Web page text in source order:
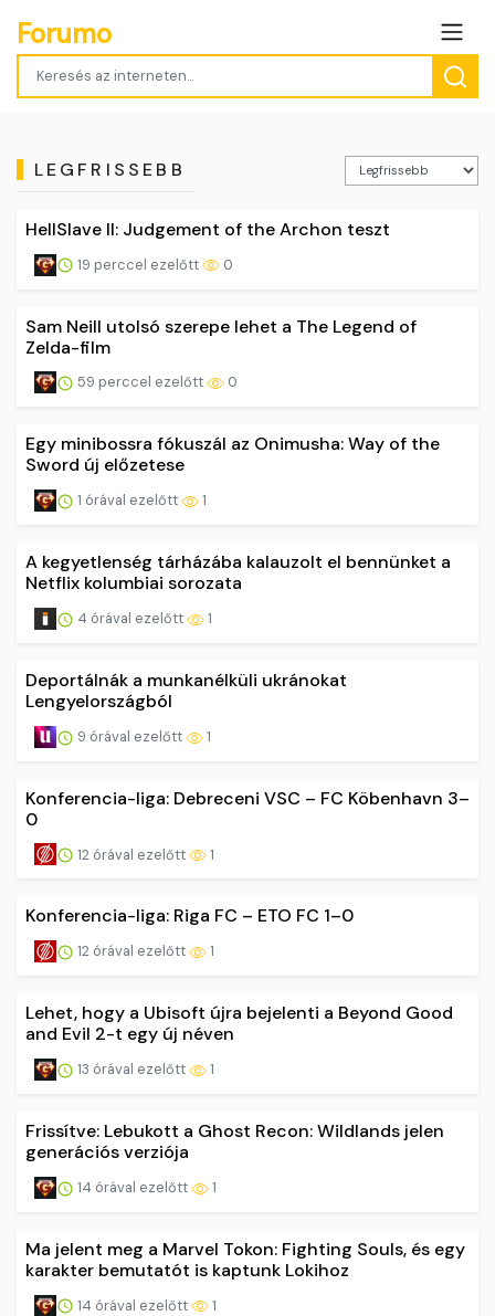
Forumo
LEGFRISSEBB
HellSlave II: Judgement of the Archon teszt
19 perccel ezelőtt 0
Sam Neill utolsó szerepe lehet a The Legend of
Zelda-film
59 perccel ezelőtt 0
Egy minibossra fókuszál az Onimusha: Way of the
Sword új előzetese
1 órával ezelőtt 1
A kegyetlenség tárházába kalauzolt el bennünket a
Netflix kolumbiai sorozata
4 órával ezelőtt 1
Deportálnák a munkanélküli ukránokat
Lengyelországból
9 órával ezelőtt 1
Konferencia-liga: Debreceni VSC – FC Köbenhavn 3–
0
12 órával ezelőtt 1
Konferencia-liga: Riga FC – ETO FC 1–0
12 órával ezelőtt 1
Lehet, hogy a Ubisoft újra bejelenti a Beyond Good
and Evil 2-t egy új néven
13 órával ezelőtt 1
Frissítve: Lebukott a Ghost Recon: Wildlands jelen
generációs verziója
14 órával ezelőtt 1
Ma jelent meg a Marvel Tokon: Fighting Souls, és egy
karakter bemutatót is kaptunk Lokihoz
14 órával ezelőtt 1